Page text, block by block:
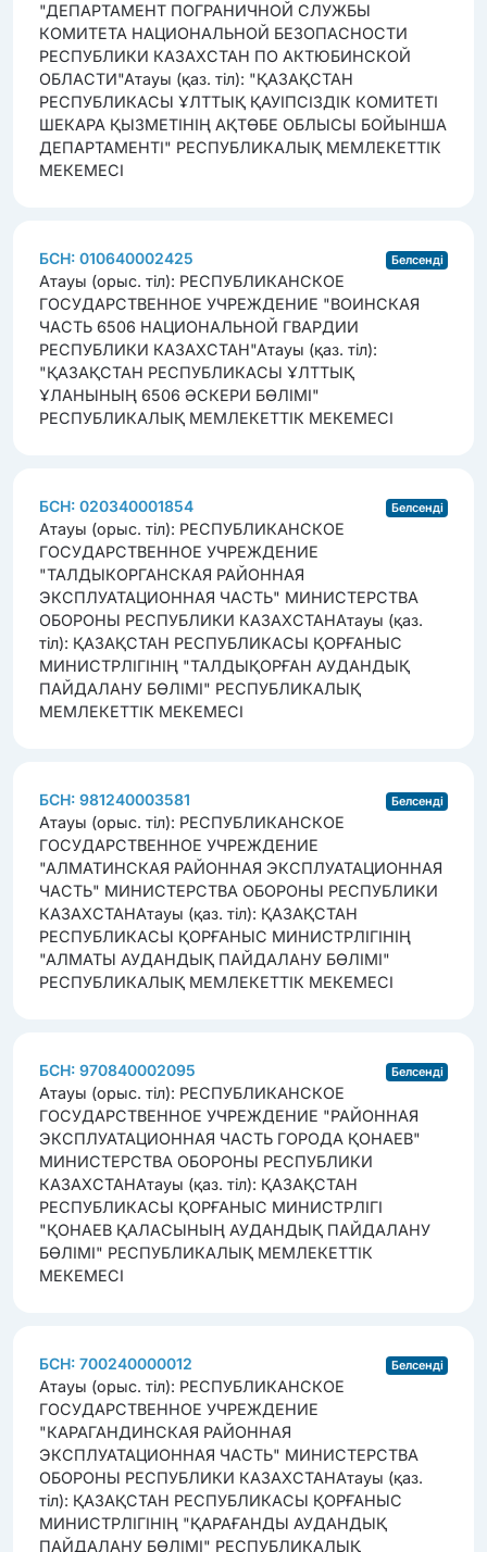
"ДЕПАРТАМЕНТ ПОГРАНИЧНОЙ СЛУЖБЫ
КОМИТЕТА НАЦИОНАЛЬНОЙ БЕЗОПАСНОСТИ
РЕСПУБЛИКИ КАЗАХСТАН ПО АКТЮБИНСКОЙ
ОБЛАСТИ"Атауы (қаз. тіл): "ҚАЗАҚСТАН
РЕСПУБЛИКАСЫ ҰЛТТЫҚ ҚАУІПСІЗДІК КОМИТЕТІ
ШЕКАРА ҚЫЗМЕТІНІҢ АҚТӨБЕ ОБЛЫСЫ БОЙЫНША
ДЕПАРТАМЕНТІ" РЕСПУБЛИКАЛЫҚ МЕМЛЕКЕТТІК
МЕКЕМЕСІ
Белсенді
БСН: 010640002425
Атауы (орыс. тіл): РЕСПУБЛИКАНСКОЕ
ГОСУДАРСТВЕННОЕ УЧРЕЖДЕНИЕ "ВОИНСКАЯ
ЧАСТЬ 6506 НАЦИОНАЛЬНОЙ ГВАРДИИ
РЕСПУБЛИКИ КАЗАХСТАН"Атауы (қаз. тіл):
"ҚАЗАҚСТАН РЕСПУБЛИКАСЫ ҰЛТТЫҚ
ҰЛАНЫНЫҢ 6506 ӘСКЕРИ БӨЛІМІ"
РЕСПУБЛИКАЛЫҚ МЕМЛЕКЕТТІК МЕКЕМЕСІ
Белсенді
БСН: 020340001854
Атауы (орыс. тіл): РЕСПУБЛИКАНСКОЕ
ГОСУДАРСТВЕННОЕ УЧРЕЖДЕНИЕ
"ТАЛДЫКОРГАНСКАЯ РАЙОННАЯ
ЭКСПЛУАТАЦИОННАЯ ЧАСТЬ" МИНИСТЕРСТВА
ОБОРОНЫ РЕСПУБЛИКИ КАЗАХСТАНАтауы (қаз.
тіл): ҚАЗАҚСТАН РЕСПУБЛИКАСЫ ҚОРҒАНЫС
МИНИСТРЛІГІНІҢ "ТАЛДЫҚОРҒАН АУДАНДЫҚ
ПАЙДАЛАНУ БӨЛІМІ" РЕСПУБЛИКАЛЫҚ
МЕМЛЕКЕТТІК МЕКЕМЕСІ
Белсенді
БСН: 981240003581
Атауы (орыс. тіл): РЕСПУБЛИКАНСКОЕ
ГОСУДАРСТВЕННОЕ УЧРЕЖДЕНИЕ
"АЛМАТИНСКАЯ РАЙОННАЯ ЭКСПЛУАТАЦИОННАЯ
ЧАСТЬ" МИНИСТЕРСТВА ОБОРОНЫ РЕСПУБЛИКИ
КАЗАХСТАНАтауы (қаз. тіл): ҚАЗАҚСТАН
РЕСПУБЛИКАСЫ ҚОРҒАНЫС МИНИСТРЛІГІНІҢ
"АЛМАТЫ АУДАНДЫҚ ПАЙДАЛАНУ БӨЛІМІ"
РЕСПУБЛИКАЛЫҚ МЕМЛЕКЕТТІК МЕКЕМЕСІ
Белсенді
БСН: 970840002095
Атауы (орыс. тіл): РЕСПУБЛИКАНСКОЕ
ГОСУДАРСТВЕННОЕ УЧРЕЖДЕНИЕ "РАЙОННАЯ
ЭКСПЛУАТАЦИОННАЯ ЧАСТЬ ГОРОДА ҚОНАЕВ"
МИНИСТЕРСТВА ОБОРОНЫ РЕСПУБЛИКИ
КАЗАХСТАНАтауы (қаз. тіл): ҚАЗАҚСТАН
РЕСПУБЛИКАСЫ ҚОРҒАНЫС МИНИСТРЛІГІ
"ҚОНАЕВ ҚАЛАСЫНЫҢ АУДАНДЫҚ ПАЙДАЛАНУ
БӨЛІМІ" РЕСПУБЛИКАЛЫҚ МЕМЛЕКЕТТІК
МЕКЕМЕСІ
Белсенді
БСН: 700240000012
Атауы (орыс. тіл): РЕСПУБЛИКАНСКОЕ
ГОСУДАРСТВЕННОЕ УЧРЕЖДЕНИЕ
"КАРАГАНДИНСКАЯ РАЙОННАЯ
ЭКСПЛУАТАЦИОННАЯ ЧАСТЬ" МИНИСТЕРСТВА
ОБОРОНЫ РЕСПУБЛИКИ КАЗАХСТАНАтауы (қаз.
тіл): ҚАЗАҚСТАН РЕСПУБЛИКАСЫ ҚОРҒАНЫС
МИНИСТРЛІГІНІҢ "ҚАРАҒАНДЫ АУДАНДЫҚ
ПАЙДАЛАНУ БӨЛІМІ" РЕСПУБЛИКАЛЫҚ